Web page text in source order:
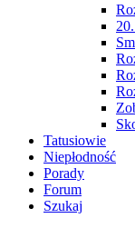
Tatusiowie
Niepłodność
Porady
Forum
Szukaj